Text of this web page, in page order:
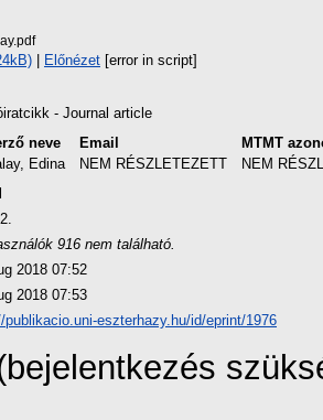
| Előnézet [error in script]
- Journal article
neve Email
MTMT
Edina
NEM RÉSZLETEZETT
NEM
916 nem található.
2018 07:52
2018 07:53
publikacio.uni-eszterhazy.hu/id/eprint/1976